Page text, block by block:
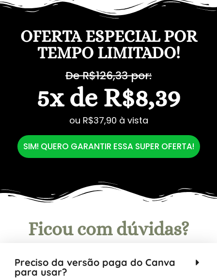
OFERTA ESPECIAL POR
TEMPO LIMITADO!
De R$126,33 por:
5x de R$8,39
ou R$37,90 à vista
SIM! QUERO GARANTIR ESSA SUPER OFERTA!
Ficou com dúvidas?
Preciso da versão paga do Canva
para usar?